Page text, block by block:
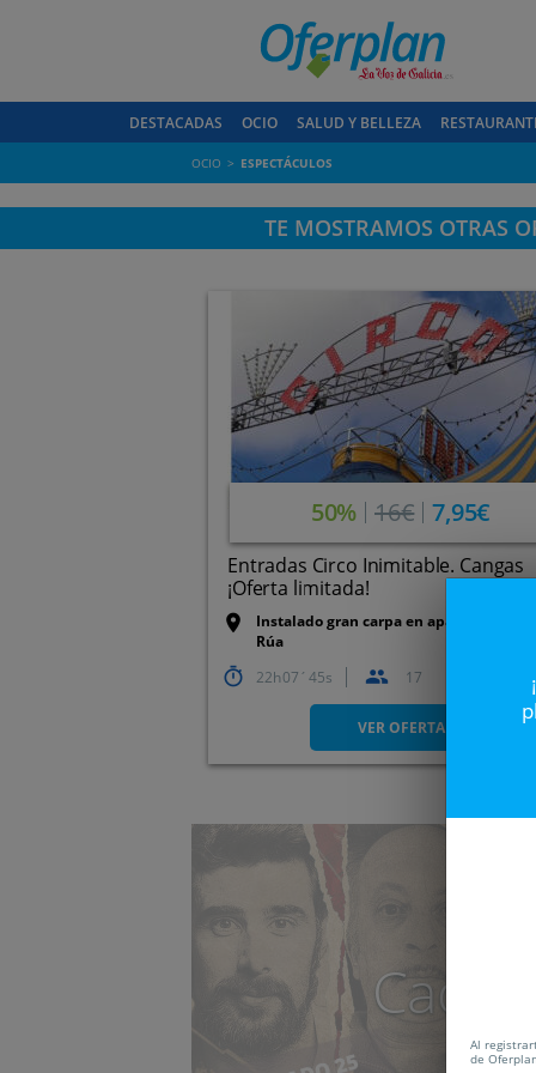
DESTACADAS OCIO SALUD Y BELLEZA
OCIO ESPECTÁCULOS
TE MOSTRAMOS OTRAS
50% 16€ 7,95€
Entradas Circo Inimitable. Cangas
¡Oferta limitada!
Instalado gran carpa en aparcamiento
Rúa
Cangas
22 07 45 17
VER OFERTA
Al
de